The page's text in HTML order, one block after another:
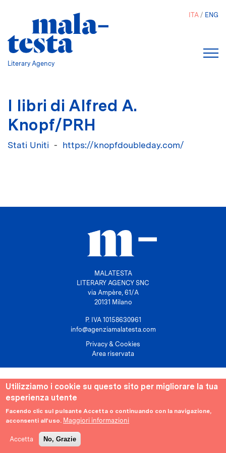
Literary Agency
ITA ENG
I libri di Alfred A.
Knopf/PRH
Stati Uniti https://knopfdoubleday.com/
MALATESTA
LITERARY AGENCY SNC
via Ampère, 61/A
20131 Milano
P. IVA 10158630961
info@agenziamalatesta.com
Privacy & Cookies
Area riservata
Utilizziamo i cookie su questo sito per migliorare la tua
esperienza utente
Facendo clic sul pulsante Accetta o continuando con la navigazione,
acconsenti all'uso. Maggiori informazioni
Accetta No, Grazie